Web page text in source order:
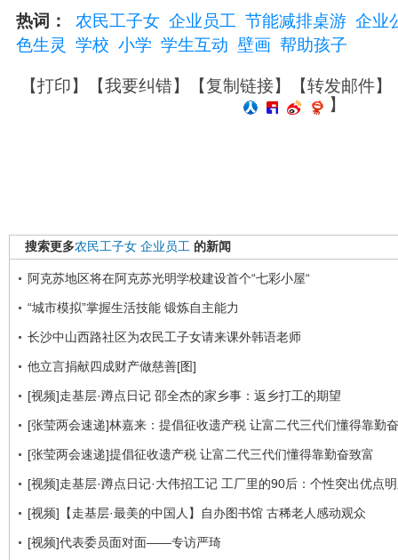
热词： 农民工子女 企业员工 节能减排桌游 企业
色生灵
学校 小学 学生互动 壁画 帮助孩子
【打印】【我要纠错】【复制链接】【转发邮件】
】
搜索更多农民工子女 企业员工 的新闻
阿克苏地区将在阿克苏光明学校建设首个“七彩小屋“
“城市模拟”掌握生活技能 锻炼自主能力
长沙中山西路社区为农民工子女请来课外韩语老师
他立言捐献四成财产做慈善[图]
[视频]走基层·蹲点日记 邵全杰的家乡事：返乡打工的期望
[张莹两会速递]林嘉来：提倡征收遗产税 让富二代三代们懂得靠勤
[张莹两会速递]提倡征收遗产税 让富二代三代们懂得靠勤奋致富
[视频]走基层·蹲点日记·大伟招工记 工厂里的90后：个性突出优点
[视频]【走基层·最美的中国人】自办图书馆 古稀老人感动观众
[视频]代表委员面对面——专访严琦